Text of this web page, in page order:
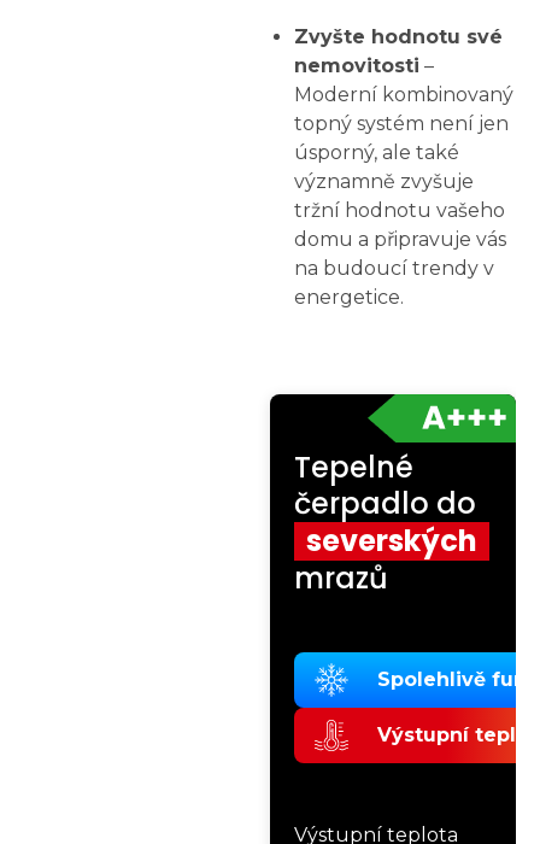
Zvyšte hodnotu své
nemovitosti –
Moderní kombinovaný
topný systém není jen
úsporný, ale také
významně zvyšuje
tržní hodnotu vašeho
domu a připravuje vás
na budoucí trendy v
energetice.
Tepelné
čerpadlo do
severských
mrazů
Spolehlivě
Výstupní
Výstupní teplota